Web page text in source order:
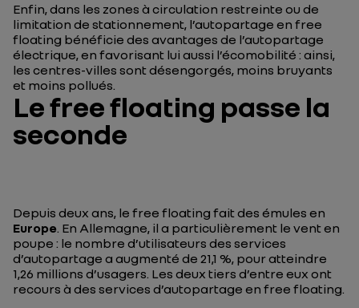
Enfin, dans les zones à circulation restreinte ou de
limitation de stationnement, l’autopartage en free
floating bénéficie des avantages de l’autopartage
électrique, en favorisant lui aussi l’écomobilité : ainsi,
les centres-villes sont désengorgés, moins bruyants
et moins pollués.
Le free floating passe la
seconde
Depuis deux ans, le free floating fait des émules en
Europe. En Allemagne, il a particulièrement le vent en
poupe : le nombre d’utilisateurs des services
d’autopartage a augmenté de 21,1 %, pour atteindre
1,26 millions d’usagers. Les deux tiers d’entre eux ont
recours à des services d’autopartage en free floating.